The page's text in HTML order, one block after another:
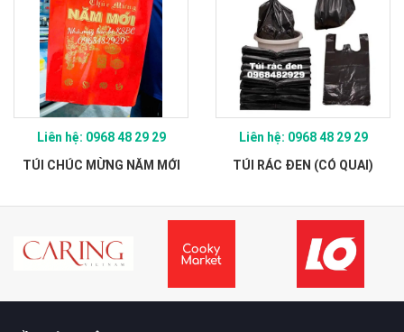
Liên hệ: 0968 48 29 29
TÚI CHÚC MỪNG NĂM MỚI
Liên hệ: 0968 48 29 29
TÚI RÁC ĐEN (CÓ QUAI)